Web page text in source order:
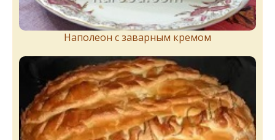
Наполеон с заварным кремом